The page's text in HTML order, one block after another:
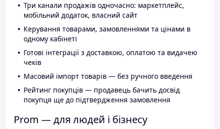
Три канали продажів одночасно: маркетплейс,
мобільний додаток, власний сайт
Керування товарами, замовленнями та цінами в
одному кабінеті
Готові інтеграції з доставкою, оплатою та видачею
чеків
Масовий імпорт товарів — без ручного введення
Рейтинг покупців — продавець бачить досвід
покупця ще до підтвердження замовлення
Prom — для людей і бізнесу